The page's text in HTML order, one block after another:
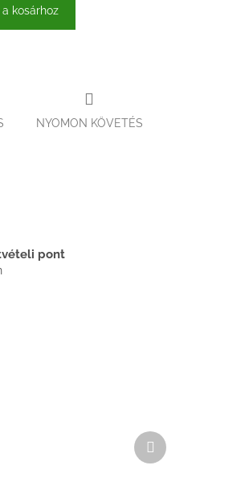
kosárhoz
NYOMON KÖVETÉS
pont
Következő
termék